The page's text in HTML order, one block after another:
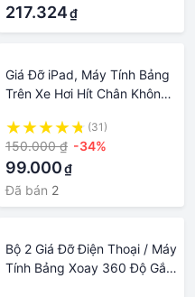
217.324₫
Giá Đỡ iPad, Máy Tính Bảng
Trên Xe Hơi Hít Chân Không
Car
(31)
150.000 ₫ -34%
99.000₫
Đã bán 2
Bộ 2 Giá Đỡ Điện Thoại / Máy
Tính Bảng Xoay 360 Độ Gắn